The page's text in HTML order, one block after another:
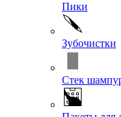
Пики
Зубочистки
Стек